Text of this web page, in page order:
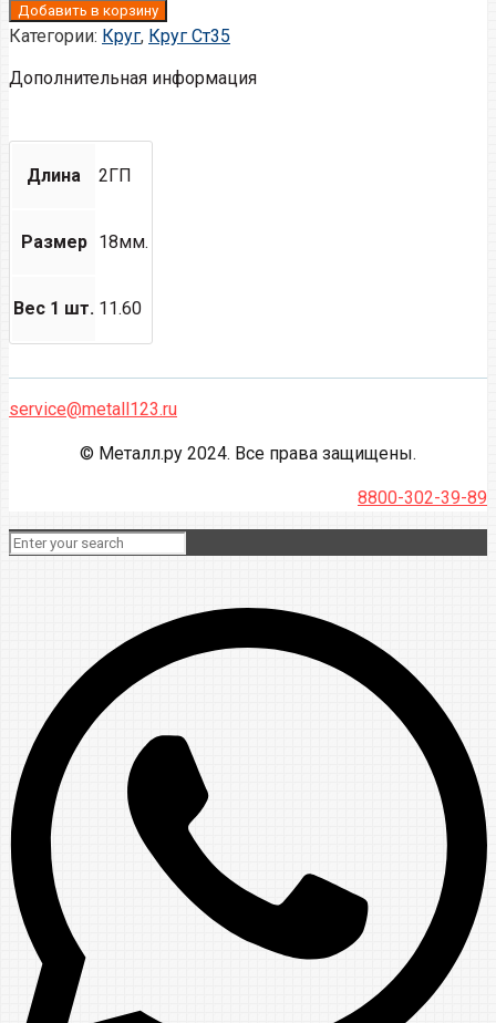
Добавить в корзину
Категории: Круг, Круг Ст35
Дополнительная информация
Длина 2ГП
Размер 18мм.
Вес 1 шт. 11.60
service@metall123.ru
© Металл.ру 2024. Все права защищены.
8800-302-39-89